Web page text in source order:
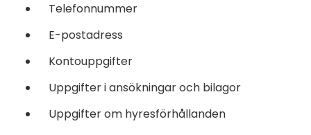
Telefonnummer
E-postadress
Kontouppgifter
Uppgifter i ansökningar och bilagor
Uppgifter om hyresförhållanden